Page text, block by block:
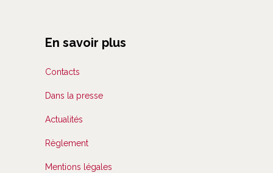
En savoir plus
Contacts
Dans la presse
Actualités
Règlement
Mentions légales